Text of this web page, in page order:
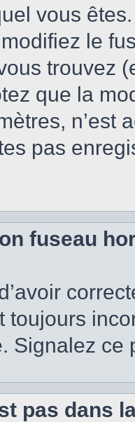
vous
le
trouvez
que la
n’est
pas
fuseau
toujours
Signalez
pas dans